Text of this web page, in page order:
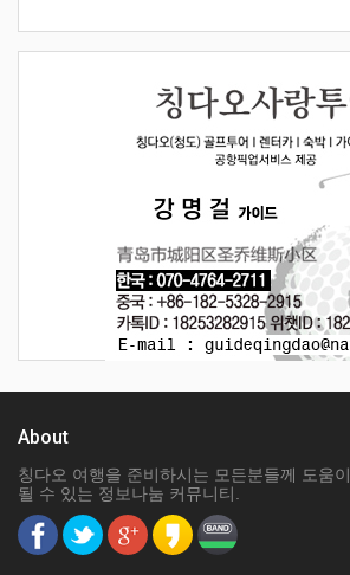
About
칭다오 여행을 준비하시는 모든분들께 도움이
될 수 있는 정보나눔 커뮤니티.